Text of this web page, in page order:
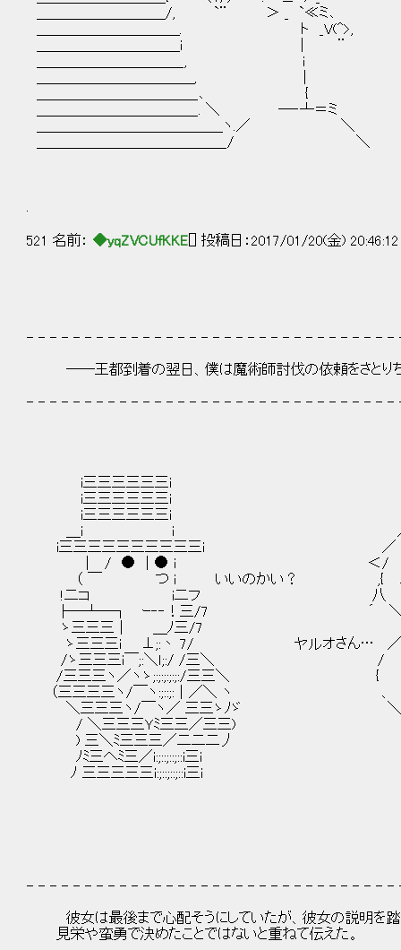
＿＿＿＿＿＿＿＿＿/, `¨ ＞ _ `≪ミ､
＿＿＿＿＿＿＿＿＿＿. ト _V(^>,
＿＿＿＿＿＿＿＿＿＿i | ¨
＿＿＿＿＿＿＿＿＿＿_, i
＿＿＿＿＿＿＿＿＿＿＿_､ {
＿＿＿＿＿＿＿＿＿＿＿_. ＼ ―‐┴＝ミ
＿＿＿＿＿＿＿＿＿＿＿＿＿ヽ.／ ＼
＿＿＿＿＿＿＿＿＿＿＿＿＿_/ ＼
521 名前： ◆yqZVCUfKKE [] 投稿日：2017/01/20(金) 20:46:12
- - - - - - - - - - - - - - - - - - - - - - - - - - - - - - -
――王都到着の翌日、僕は魔術師討伐の依頼をさとりち
- - - - - - - - - - - - - - - - - - - - - - - - - - - - - - -
i三三三三三三i _,,..
i三三三三三三i （ゝ､
i三三三三三三i ,＞ '"
＿i i ／ .／ '"´ /
i三三三三三三三三三三i
│ / ● │● i ＜/ / /イ | |
（ ￣ つ i いいのかい？ ,{ ∠、 '
!二コ i二フ 八 , |ｒテ=ｧ
├─┴─┐ ｰ‐‐！三/7 ´ ＼
ゝ三三三│ ＿ﾉ三/7 ,＞､
ゝ三三三i ⊥;:丶 7/ ヤルオさん
/ゝ三三三i￣;:＼ｌ;:/ /三＼ /
/三三三ヽ／ヽゝ;:;:;:;:;:/三三＼ { ﾚﾍ
（三三三三ヽ/￣ヽ:;::;:│／＼ ヽ 、
＼三三三ヽ/￣ヽ／ 三三ゝﾉ
/ ＼三三三Ｙﾐ三三／三三)
) 三＼ﾐ三三三／二二二丿 }
ﾉﾐ三へﾐ三／i:;::;::;::i三i / | , --､ |,'
ﾉ 三三三三三i:;::;::;::i三i ;' ､/ ｒ-
、 / ￣ ヽr!| (')
,r{ ｒ､ﾝ´}ﾊ| { .／/
- - - - - - - - - - - - - - - - - - - - - - - - - - - - - - -
彼女は最後まで心配そうにしていたが、彼女の説明を踏
見栄や蛮勇で決めたことではないと重ねて伝えた。